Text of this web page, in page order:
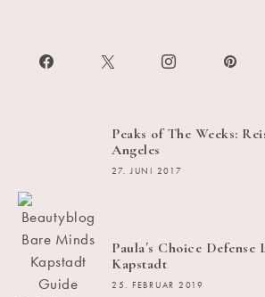
Peaks of The Weeks:
Angeles
27. JUNI 2017
Paula´s Choice Defense
Kapstadt
25. FEBRUAR 2019